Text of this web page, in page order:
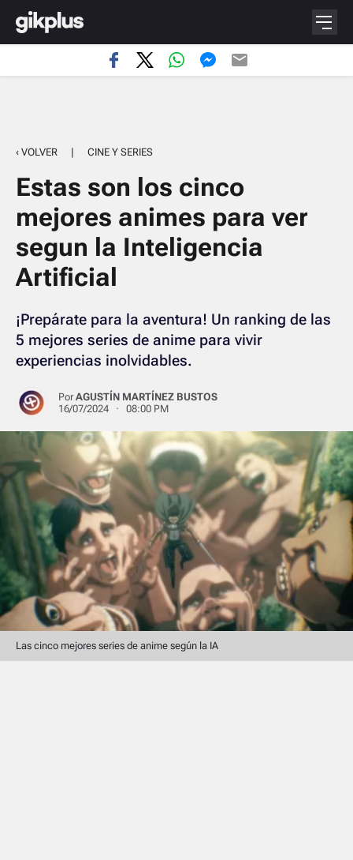
‹ VOLVER | CINE Y SERIES
Estas son los cinco
mejores animes para ver
segun la Inteligencia
Artificial
¡Prepárate para la aventura! Un ranking de las
5 mejores series de anime para vivir
experiencias inolvidables.
PorAGUSTÍN MARTÍNEZ BUSTOS
16/07/2024 · 08:00 PM
Las cinco mejores series de anime según la IA